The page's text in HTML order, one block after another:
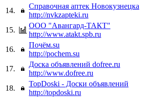
14.
Справочная аптек Новокузнецка
http://nvkzapteki.ru
15.
ООО "Авангард-ТАКТ"
http://www.atakt.spb.ru
16.
Почём.su
http://pochem.su
17.
Доска объявлений dofree.ru
http://www.dofree.ru
18.
TopDoski - Доски объявлений
http://topdoski.ru